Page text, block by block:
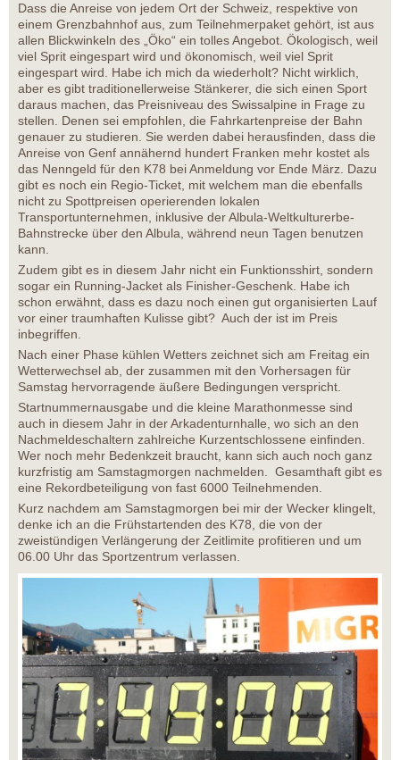
Dass die Anreise von jedem Ort der Schweiz, respektive von
einem Grenzbahnhof aus, zum Teilnehmerpaket gehört, ist aus
allen Blickwinkeln des „Öko“ ein tolles Angebot. Ökologisch, weil
viel Sprit eingespart wird und ökonomisch, weil viel Sprit
eingespart wird. Habe ich mich da wiederholt? Nicht wirklich,
aber es gibt traditionellerweise Stänkerer, die sich einen Sport
daraus machen, das Preisniveau des Swissalpine in Frage zu
stellen. Denen sei empfohlen, die Fahrkartenpreise der Bahn
genauer zu studieren. Sie werden dabei herausfinden, dass die
Anreise von Genf annähernd hundert Franken mehr kostet als
das Nenngeld für den K78 bei Anmeldung vor Ende März. Dazu
gibt es noch ein Regio-Ticket, mit welchem man die ebenfalls
nicht zu Spottpreisen operierenden lokalen
Transportunternehmen, inklusive der Albula-Weltkulturerbe-
Bahnstrecke über den Albula, während neun Tagen benutzen
kann.
Zudem gibt es in diesem Jahr nicht ein Funktionsshirt, sondern
sogar ein Running-Jacket als Finisher-Geschenk. Habe ich
schon erwähnt, dass es dazu noch einen gut organisierten Lauf
vor einer traumhaften Kulisse gibt? Auch der ist im Preis
inbegriffen.
Nach einer Phase kühlen Wetters zeichnet sich am Freitag ein
Wetterwechsel ab, der zusammen mit den Vorhersagen für
Samstag hervorragende äußere Bedingungen verspricht.
Startnummernausgabe und die kleine Marathonmesse sind
auch in diesem Jahr in der Arkadenturnhalle, wo sich an den
Nachmeldeschaltern zahlreiche Kurzentschlossene einfinden.
Wer noch mehr Bedenkzeit braucht, kann sich auch noch ganz
kurzfristig am Samstagmorgen nachmelden. Gesamthaft gibt es
eine Rekordbeteiligung von fast 6000 Teilnehmenden.
Kurz nachdem am Samstagmorgen bei mir der Wecker klingelt,
denke ich an die Frühstartenden des K78, die von der
zweistündigen Verlängerung der Zeitlimite profitieren und um
06.00 Uhr das Sportzentrum verlassen.